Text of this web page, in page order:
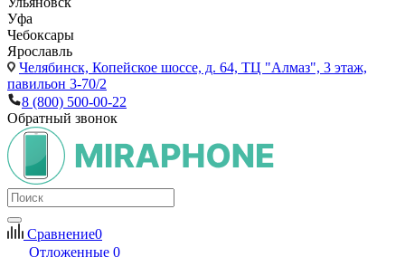
Уфа
Чебоксары
Ярославль
Челябинск, Копейское шоссе, д. 64, ТЦ "Алмаз", 3 этаж,
павильон 3-70/2
8 (800) 500-00-22
Обратный звонок
Сравнение0
Отложенные 0